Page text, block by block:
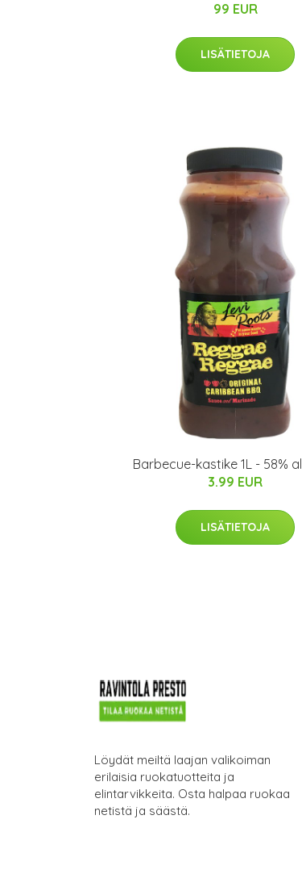
99 EUR
LISÄTIETOJA
Barbecue-kastike 1L - 58%
3.99 EUR
LISÄTIETOJA
Löydät meiltä laajan valikoiman
erilaisia ruokatuotteita ja
elintarvikkeita. Osta halpaa ruokaa
netistä ja säästä.